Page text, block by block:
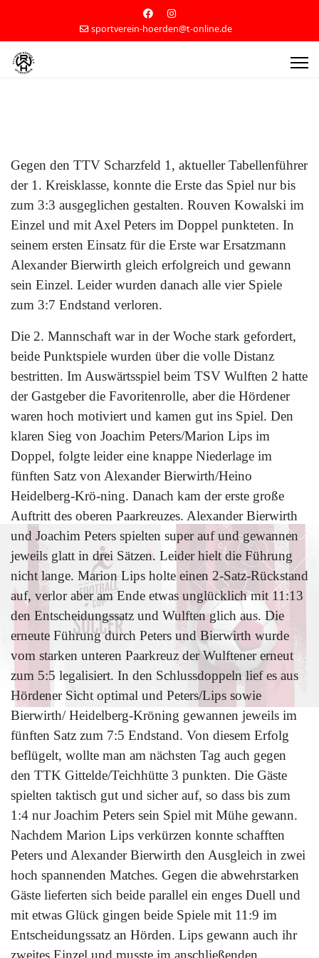
sportverein-hoerden@t-online.de
Gegen den TTV Scharzfeld 1, aktueller Tabellenführer
der 1. Kreisklasse, konnte die Erste das Spiel nur bis
zum 3:3 ausgeglichen gestalten. Rouven Kowalski im
Einzel und mit Axel Peters im Doppel punkteten. In
seinem ersten Einsatz für die Erste war Ersatzmann
Alexander Bierwirth gleich erfolgreich und gewann
sein Einzel. Leider wurden danach alle vier Spiele
zum 3:7 Endstand verloren.
Die 2. Mannschaft war in der Woche stark gefordert,
beide Punktspiele wurden über die volle Distanz
bestritten. Im Auswärtsspiel beim TSV Wulften 2 hatte
der Gastgeber die Favoritenrolle, aber die Hördener
waren hoch motiviert und kamen gut ins Spiel. Den
klaren Sieg von Joachim Peters/Marion Lips im
Doppel, folgte leider eine knappe Niederlage im
fünften Satz von Alexander Bierwirth/Heino
Heidelberg-Krö-ning. Danach kam der erste große
Auftritt des oberen Paarkreuzes. Alexander Bierwirth
und Joachim Peters spielten super auf und gewannen
jeweils glatt in drei Sätzen. Leider hielt die Führung
nicht lange. Marion Lips holte einen 2-Satz-Rückstand
auf, verlor aber am Ende etwas unglücklich mit 11:13
den Entscheidungssatz und Wulften glich aus. Die
erneute Führung durch Peters und Bierwirth wurde
vom starken unteren Paarkreuz der Wulftener erneut
zum 5:5 legalisiert. In den Schlussdoppeln lief es aus
Hördener Sicht optimal und Peters/Lips sowie
Bierwirth/ Heidelberg-Kröning gewannen jeweils im
fünften Satz zum 7:5 Endstand. Von diesem Erfolg
beflügelt, wollte man am nächsten Tag auch gegen
den TTK Gittelde/Teichhütte 3 punkten. Die Gäste
spielten taktisch gut und sicher auf, so dass bis zum
1:4 nur Joachim Peters sein Spiel mit Mühe gewann.
Nachdem Marion Lips verkürzen konnte schafften
Peters und Alexander Bierwirth den Ausgleich in zwei
hoch spannenden Matches. Gegen die abwehrstarken
Gäste lieferten sich beide parallel ein enges Duell und
mit etwas Glück gingen beide Spiele mit 11:9 im
Entscheidungssatz an Hörden. Lips gewann auch ihr
zweites Einzel und musste im anschließenden